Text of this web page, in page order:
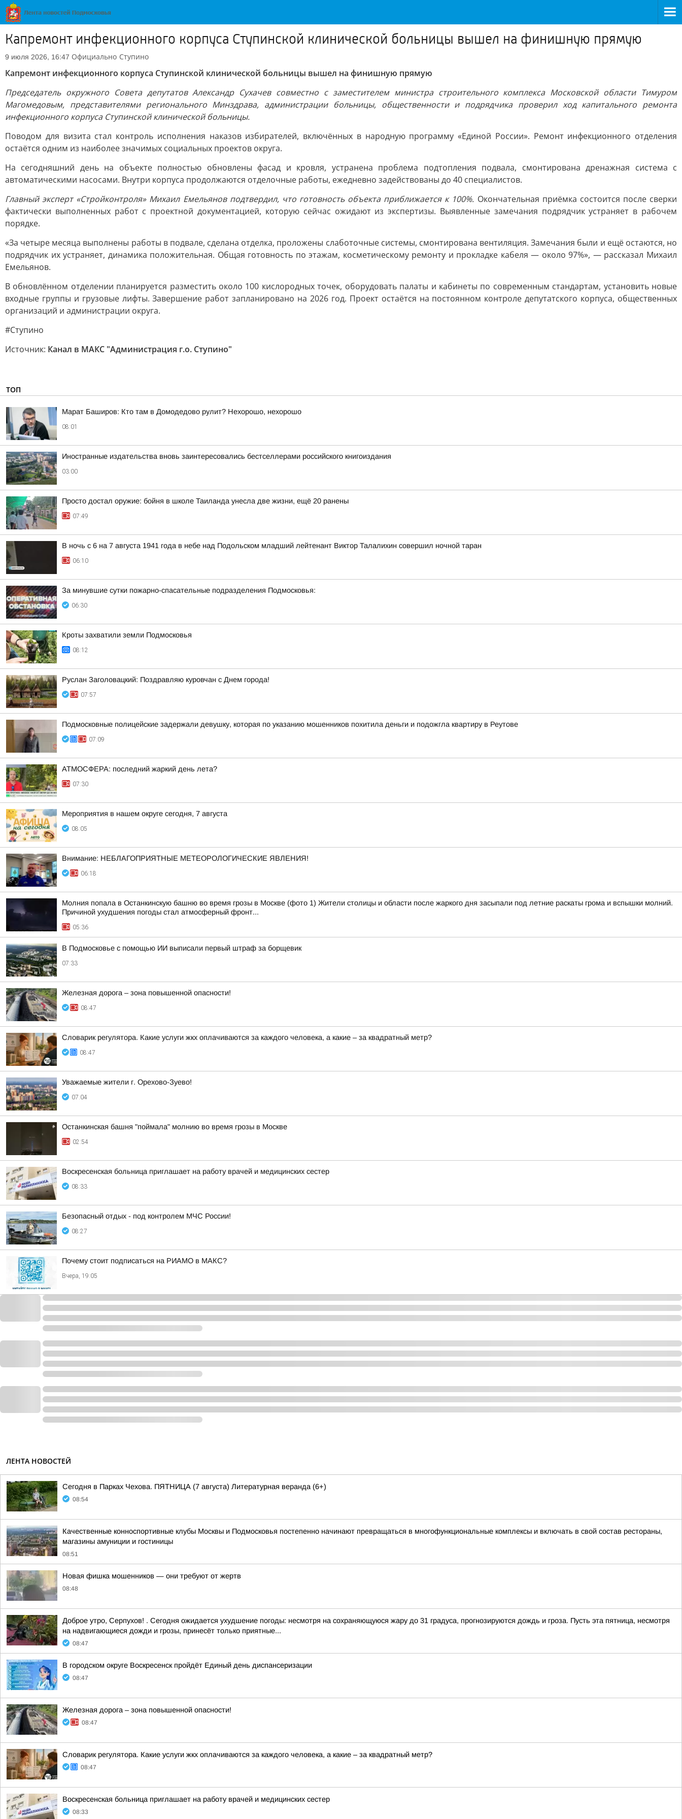
Капремонт инфекционного корпуса Ступинской клинической больницы вышел на финишную прямую
9 июля 2026, 16:47 Официально Ступино
Капремонт инфекционного корпуса Ступинской клинической больницы вышел на финишную прямую
Председатель окружного Совета депутатов Александр Сухачев совместно с заместителем министра строительного комплекса Московской области Тимуром
Магомедовым, представителями регионального Минздрава, администрации больницы, общественности и подрядчика проверил ход капитального ремонта
инфекционного корпуса Ступинской клинической больницы.
Поводом для визита стал контроль исполнения наказов избирателей, включённых в народную программу «Единой России». Ремонт инфекционного отделения
остаётся одним из наиболее значимых социальных проектов округа.
На сегодняшний день на объекте полностью обновлены фасад и кровля, устранена проблема подтопления подвала, смонтирована дренажная система с
автоматическими насосами. Внутри корпуса продолжаются отделочные работы, ежедневно задействованы до 40 специалистов.
Главный эксперт «Стройконтроля» Михаил Емельянов подтвердил, что готовность объекта приближается к 100%. Окончательная приёмка состоится после сверки
фактически выполненных работ с проектной документацией, которую сейчас ожидают из экспертизы. Выявленные замечания подрядчик устраняет в рабочем
порядке.
«За четыре месяца выполнены работы в подвале, сделана отделка, проложены слаботочные системы, смонтирована вентиляция. Замечания были и ещё остаются, но
подрядчик их устраняет, динамика положительная. Общая готовность по этажам, косметическому ремонту и прокладке кабеля — около 97%», — рассказал Михаил
Емельянов.
В обновлённом отделении планируется разместить около 100 кислородных точек, оборудовать палаты и кабинеты по современным стандартам, установить новые
входные группы и грузовые лифты. Завершение работ запланировано на 2026 год. Проект остаётся на постоянном контроле депутатского корпуса, общественных
организаций и администрации округа.
#Ступино
Источник: Канал в МАКС "Администрация г.о. Ступино"
ТОП
Марат Баширов: Кто там в Домодедово рулит? Нехорошо, нехорошо
08:01
Иностранные издательства вновь заинтересовались бестселлерами российского книгоиздания
03:00
Просто достал оружие: бойня в школе Таиланда унесла две жизни, ещё 20 ранены
07:49
В ночь с 6 на 7 августа 1941 года в небе над Подольском младший лейтенант Виктор Талалихин совершил ночной таран
06:10
За минувшие сутки пожарно-спасательные подразделения Подмосковья:
06:30
Кроты захватили земли Подмосковья
08:12
Руслан Заголовацкий: Поздравляю куровчан с Днем города!
07:57
Подмосковные полицейские задержали девушку, которая по указанию мошенников похитила деньги и подожгла квартиру в Реутове
07:09
АТМОСФЕРА: последний жаркий день лета?
07:30
Мероприятия в нашем округе сегодня, 7 августа
08:05
Внимание: НЕБЛАГОПРИЯТНЫЕ МЕТЕОРОЛОГИЧЕСКИЕ ЯВЛЕНИЯ!
06:18
Молния попала в Останкинскую башню во время грозы в Москве (фото 1) Жители столицы и области после жаркого дня засыпали под летние раскаты грома и вспышки молний.
Причиной ухудшения погоды стал атмосферный фронт...
05:36
В Подмосковье с помощью ИИ выписали первый штраф за борщевик
07:33
Железная дорога – зона повышенной опасности!
08:47
Словарик регулятора. Какие услуги жкх оплачиваются за каждого человека, а какие – за квадратный метр?
08:47
Уважаемые жители г. Орехово-Зуево!
07:04
Останкинская башня "поймала" молнию во время грозы в Москве
02:54
Воскресенская больница приглашает на работу врачей и медицинских сестер
08:33
Безопасный отдых - под контролем МЧС России!
08:27
Почему стоит подписаться на РИАМО в МАКС?
Вчера, 19:05
ЛЕНТА НОВОСТЕЙ
Сегодня в Парках Чехова. ПЯТНИЦА (7 августа) Литературная веранда (6+)
08:54
Качественные конноспортивные клубы Москвы и Подмосковья постепенно начинают превращаться в многофункциональные комплексы и включать в свой состав рестораны,
магазины амуниции и гостиницы
08:51
Новая фишка мошенников — они требуют от жертв
08:48
Доброе утро, Серпухов! . Сегодня ожидается ухудшение погоды: несмотря на сохраняющуюся жару до 31 градуса, прогнозируются дождь и гроза. Пусть эта пятница, несмотря
на надвигающиеся дожди и грозы, принесёт только приятные...
08:47
В городском округе Воскресенск пройдёт Единый день диспансеризации
08:47
Железная дорога – зона повышенной опасности!
08:47
Словарик регулятора. Какие услуги жкх оплачиваются за каждого человека, а какие – за квадратный метр?
08:47
Воскресенская больница приглашает на работу врачей и медицинских сестер
08:33